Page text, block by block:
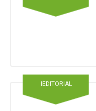
IEDITORIAL